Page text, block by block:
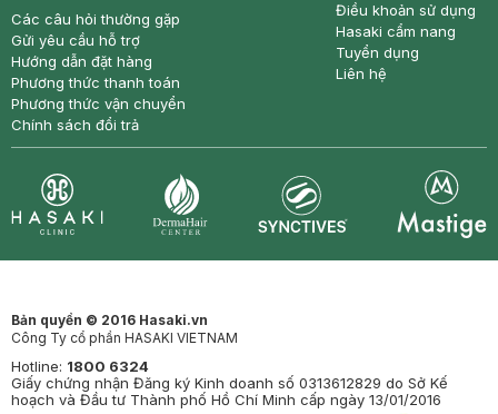
Các câu hỏi thường gặp
Gửi yêu cầu hỗ trợ
Hướng dẫn đặt hàng
Phương thức thanh toán
Phương thức vận chuyển
Chính sách đổi trả
Điều khoản sử dụng
Hasaki cẩm nang
Tuyển dụng
Liên hệ
Bản quyền © 2016 Hasaki.vn
Công Ty cổ phần HASAKI VIETNAM
Hotline: 1800 6324
Giấy chứng nhận Đăng ký Kinh doanh số 0313612829 do Sở Kế
hoạch và Đầu tư Thành phố Hồ Chí Minh cấp ngày 13/01/2016